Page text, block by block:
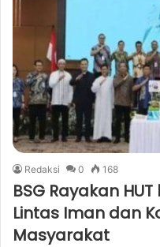
Redaksi 0 168
BSG Rayakan
Lintas Iman dan
Masyarakat